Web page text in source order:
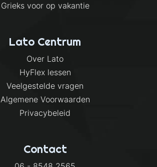
Grieks voor op vakantie
Lato Centrum
Over Lato
HyFlex lessen
Veelgestelde vragen
Algemene Voorwaarden
Privacybeleid
Contact